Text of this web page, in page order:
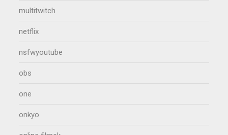
multitwitch
netflix
nsfwyoutube
obs
one
onkyo